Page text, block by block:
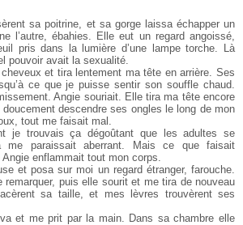
sa poitrine, et sa gorge laissa échapper un
l’autre, ébahies. Elle eut un regard angoissé,
pris dans la lumière d’une lampe torche. Là
pouvoir avait la sexualité.
et tira lentement ma tête en arrière. Ses
ce que je puisse sentir son souffle chaud.
Angie souriait. Elle tira ma tête encore
descendre ses ongles le long de mon
tout me faisait mal.
je trouvais ça dégoûtant que les adultes se
me paraissait aberrant. Mais ce que faisait
enflammait tout mon corps.
et posa sur moi un regard étranger, farouche.
remarquer, puis elle sourit et me tira de nouveau
sa taille, et mes lèvres trouvèrent ses
et me prit par la main. Dans sa chambre elle